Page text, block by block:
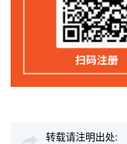
转载请注明出处: